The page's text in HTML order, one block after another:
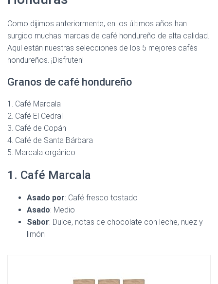
Como dijimos anteriormente, en los últimos años han
surgido muchas marcas de café hondureño de alta calidad.
Aquí están nuestras selecciones de los 5 mejores cafés
hondureños. ¡Disfruten!
Granos de café hondureño
1. Café Marcala
2. Café El Cedral
3. Café de Copán
4. Café de Santa Bárbara
5. Marcala orgánico
1. Café Marcala
Asado por: Café fresco tostado
Asado: Medio
Sabor: Dulce, notas de chocolate con leche, nuez y
limón